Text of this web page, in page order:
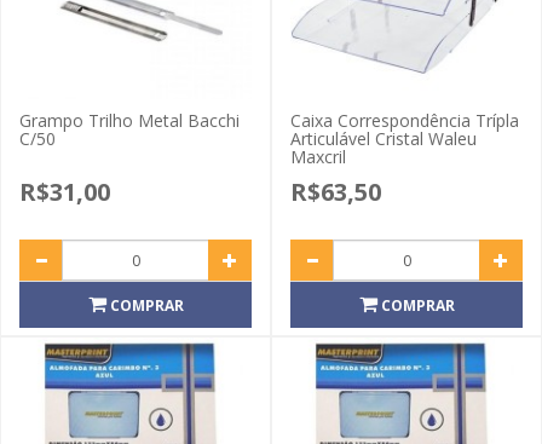
Grampo Trilho Metal Bacchi
C/50
R$31,00
COMPRAR
Caixa Correspondência Trípla
Articulável Cristal Waleu
Maxcril
R$63,50
COMPRAR